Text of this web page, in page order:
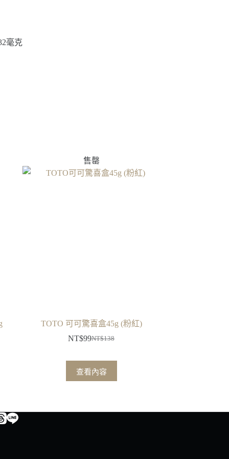
毫克
售罄
TOTO 可可驚喜盒45g (粉紅)
NT$138
價
格：
NT$99
價
格：
查看內容